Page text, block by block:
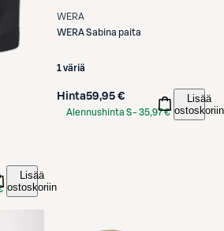
Lisää
ostoskoriin
WERA
WERASabina paita
1 väriä
Hinta59,95 €
Alennushinta S-35,97 €
Lisää
ostoskoriin